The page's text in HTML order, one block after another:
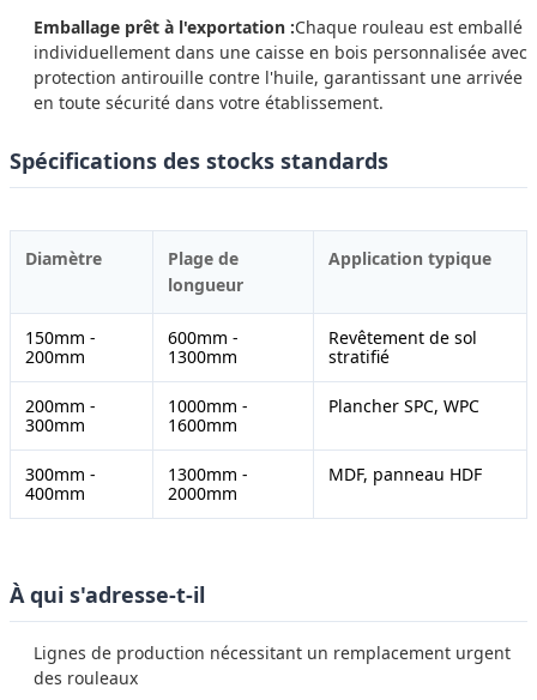
Emballage prêt à l'exportation :Chaque rouleau est emballé
individuellement dans une caisse en bois personnalisée avec
protection antirouille contre l'huile, garantissant une arrivée
en toute sécurité dans votre établissement.
Spécifications des stocks standards
Diamètre
Plage de
longueur
Application typique
150mm -
200mm
600mm -
1300mm
Revêtement de sol
stratifié
200mm -
300mm
1000mm -
1600mm
Plancher SPC, WPC
300mm -
400mm
1300mm -
2000mm
MDF, panneau HDF
À qui s'adresse-t-il
Lignes de production nécessitant un remplacement urgent
des rouleaux